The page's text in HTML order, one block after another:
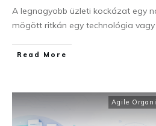
A legnagyobb üzleti kockázat egy
mögött ritkán egy technológia
Read More
Agile